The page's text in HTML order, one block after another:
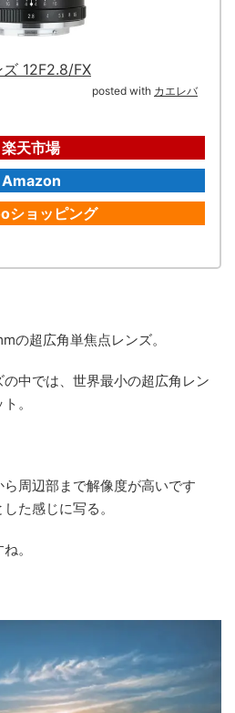
12F2.8/FX
posted with カエレバ
楽天市場
Amazon
ショッピング
の超広角単焦点レンズ。
中では、世界最小の超広角レン
。
周辺部まで解像度が高いです
た感じに写る。
。